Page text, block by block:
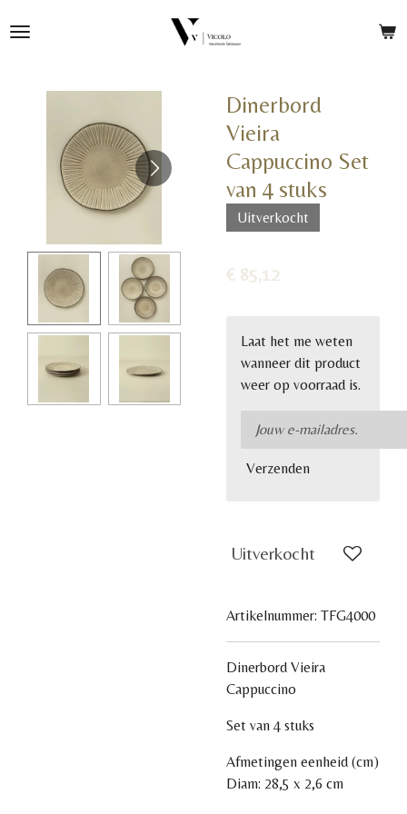
direct
Dinerbord
Vieira
Cappuccino Set
van 4 stuks
Uitverkocht
€ 85,12
Laat het me weten
wanneer dit product
weer op voorraad is.
Verzenden
Uitverkocht
Artikelnummer: TFG4000
Dinerbord Vieira
Cappuccino
Set van 4 stuks
Afmetingen eenheid (cm)
Diam: 28,5 x 2,6 cm